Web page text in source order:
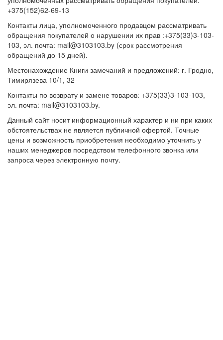
+375(152)62-69-13
Контакты лица, уполномоченного продавцом рассматривать
обращения покупателей о нарушении их прав :+375(33)3-103-
103, эл. почта: mail@3103103.by (срок рассмотрения
обращений до 15 дней).
Местонахождение Книги замечаний и предложений: г. Гродно,
Тимирязева 10/1, 32
Контакты по возврату и замене товаров: +375(33)3-103-103,
эл. почта: mail@3103103.by.
Данный сайт носит информационный характер и ни при каких
обстоятельствах не является публичной офертой. Точные
цены и возможность приобретения необходимо уточнить у
наших менеджеров посредством телефонного звонка или
запроса через электронную почту.